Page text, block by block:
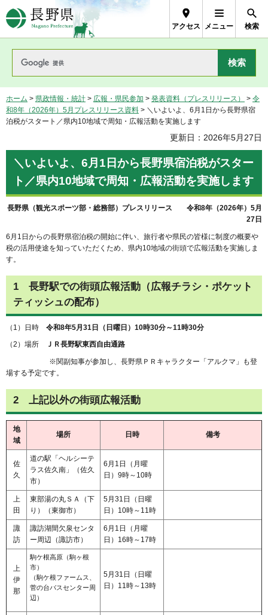
長野県Nagano Prefecture
アクセス メニュー 検索
ホーム > 県政情報・統計 > 広報・県民参加 > 発表資料（プレスリリース） > 令
和8年（2026年）5月プレスリリース資料 > ＼いよいよ、6月1日から長野県宿
泊税がスタート／県内10地域で周知・広報活動を実施します
更新日：2026年5月27日
＼いよいよ、6月1日から長野県宿泊税がスター
ト／県内10地域で周知・広報活動を実施します
長野県（観光スポーツ部・総務部）プレスリリース
令和8年（2026年）5月
27日
6月1日からの長野県宿泊税の開始に伴い、旅行者や県民の皆様に制度の概要や
税の活用使途を知っていただくため、県内10地域の街頭で広報活動を実施しま
す。
1
長野駅での街頭広報活動（広報チラシ・ポケット
ティッシュの配布）
（1）日時 令和8年5月31日（日曜日）10時30分～11時30分
（2）場所 ＪＲ長野駅東西自由通路
※関副知事が参加し、長野県ＰＲキャラクター「アルクマ」も登
場する予定です。
2 上記以外の街頭広報活動
地
域
場所 日時 備考
佐
久
道の駅「ヘルシーテ
ラス佐久南」（佐久
市）
6月1日（月曜
日）9時～10時
上
田
東部湯の丸ＳＡ（下
り）（東御市）
5月31日（日曜
日）10時～11時
諏
訪
諏訪湖間欠泉センタ
ー周辺（諏訪市）
6月1日（月曜
日）16時～17時
上
伊
那
駒ケ根高原（駒ヶ根
市）
（駒ケ根ファームス、
菅の台バスセンター周
辺）
5月31日（日曜
日）11時～13時